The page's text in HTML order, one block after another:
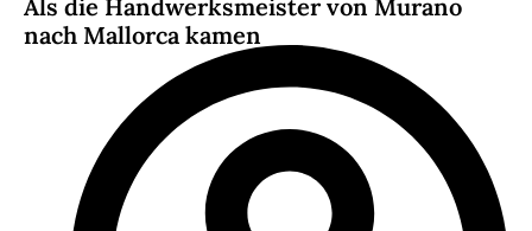
Als die Handwerksmeister von Murano
nach Mallorca kamen